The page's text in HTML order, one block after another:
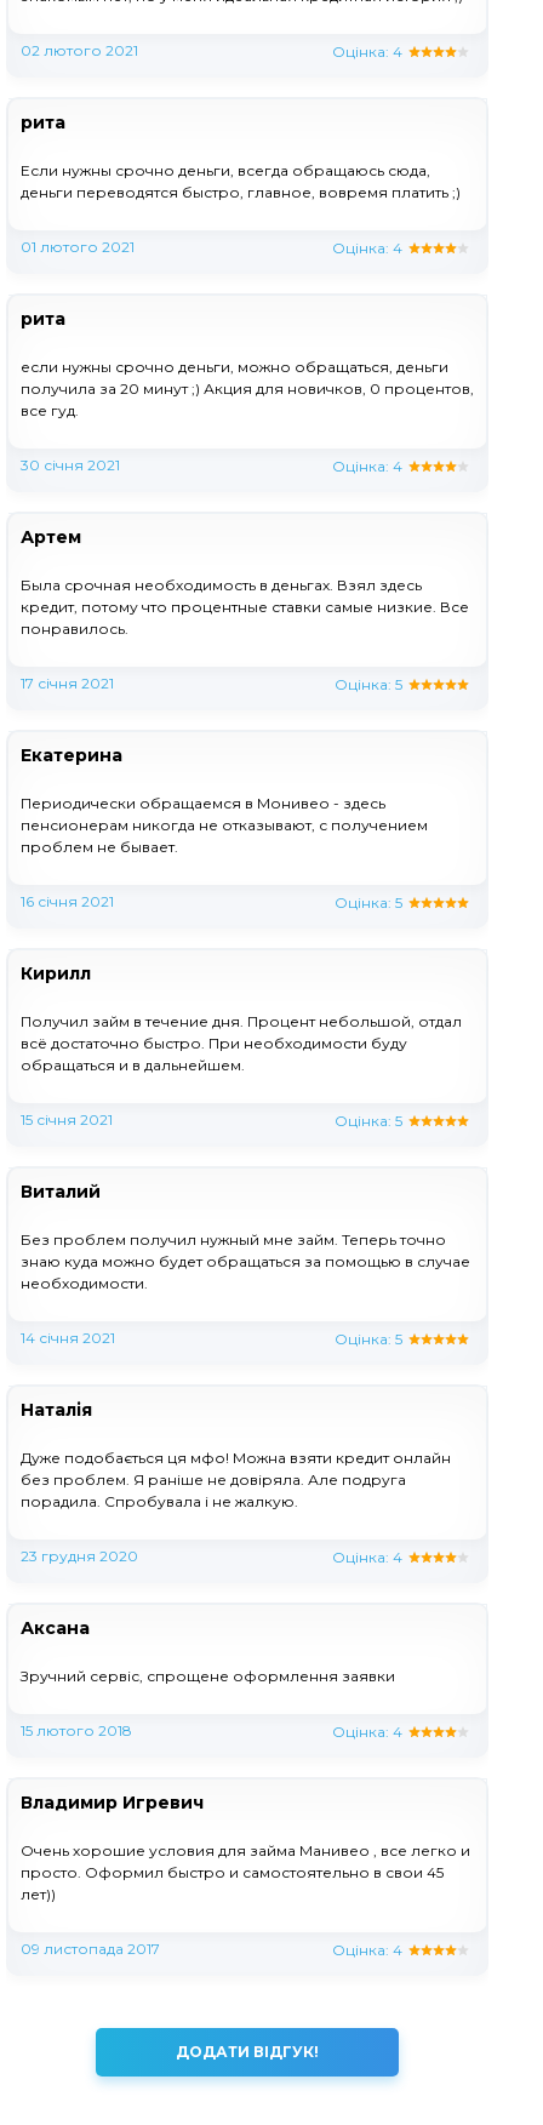
02 лютого 2021 Оцінка: 4
рита
Если нужны срочно деньги, всегда обращаюсь сюда,
деньги переводятся быстро, главное, вовремя платить ;)
01 лютого 2021 Оцінка: 4
рита
если нужны срочно деньги, можно обращаться, деньги
получила за 20 минут ;) Акция для новичков, 0 процентов,
все гуд.
30 січня 2021 Оцінка: 4
Артем
Была срочная необходимость в деньгах. Взял здесь
кредит, потому что процентные ставки самые низкие. Все
понравилось.
17 січня 2021 Оцінка: 5
Екатерина
Периодически обращаемся в Монивео - здесь
пенсионерам никогда не отказывают, с получением
проблем не бывает.
16 січня 2021 Оцінка: 5
Кирилл
Получил займ в течение дня. Процент небольшой, отдал
всё достаточно быстро. При необходимости буду
обращаться и в дальнейшем.
15 січня 2021 Оцінка: 5
Виталий
Без проблем получил нужный мне займ. Теперь точно
знаю куда можно будет обращаться за помощью в случае
необходимости.
14 січня 2021 Оцінка: 5
Наталія
Дуже подобається ця мфо! Можна взяти кредит онлайн
без проблем. Я раніше не довіряла. Але подруга
порадила. Спробувала і не жалкую.
23 грудня 2020 Оцінка: 4
Аксана
Зручний сервіс, спрощене оформлення заявки
15 лютого 2018 Оцінка: 4
Владимир Игревич
Очень хорошие условия для займа Манивео , все легко и
просто. Оформил быстро и самостоятельно в свои 45
лет))
09 листопада 2017 Оцінка: 4
ДОДАТИ ВІДГУК!